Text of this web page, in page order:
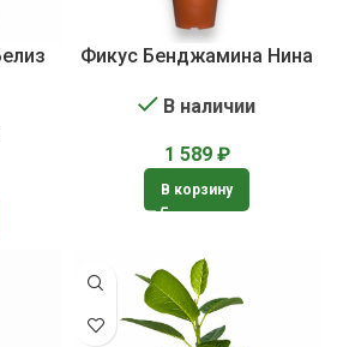
Фикус Бенджамина Нина
В наличии
1 589 ₽
В корзину